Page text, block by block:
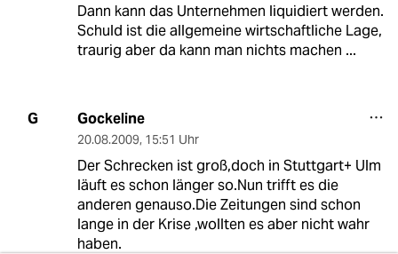
Dann kann das Unternehmen liquidiert werden.
Schuld ist die allgemeine wirtschaftliche Lage,
traurig aber da kann man nichts machen ...
G Gockeline
20.08.2009, 15:51 Uhr
Der Schrecken ist groß,doch in Stuttgart+ Ulm
läuft es schon länger so.Nun trifft es die
anderen genauso.Die Zeitungen sind schon
lange in der Krise ,wollten es aber nicht wahr
haben.